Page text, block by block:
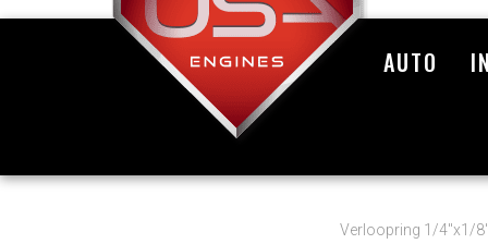
AUTO
Verloopring 1/4"x1/